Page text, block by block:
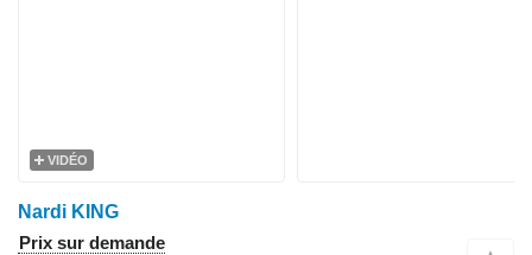
VIDÉO
Nardi KING
Prix sur demande